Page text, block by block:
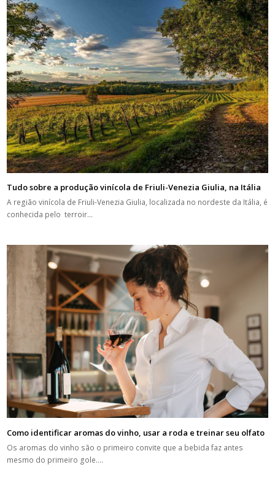
Tudo sobre a produção vinícola de Friuli-Venezia Giulia, na Itália
A região vinícola de Friuli-Venezia Giulia, localizada no nordeste da Itália, é
conhecida pelo terroir…
Como identificar aromas do vinho, usar a roda e treinar seu olfato
Os aromas do vinho são o primeiro convite que a bebida faz antes
mesmo do primeiro gole.…